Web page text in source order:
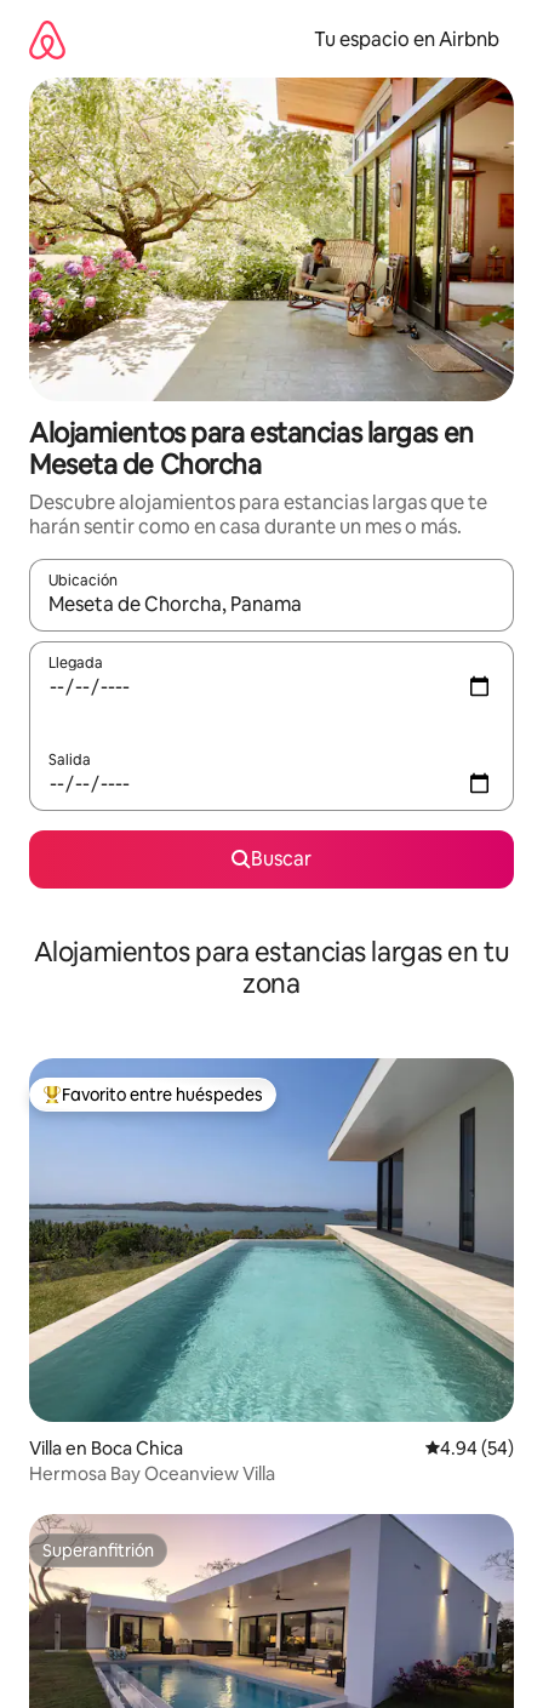
contenido
Tu espacio en Airbnb
Alojamientos para estancias largas en
Meseta de Chorcha
Descubre alojamientos para estancias largas que te
harán sentir como en casa durante un mes o más.
Ubicación
Cuando los resultados estén disponibles, podrás navegar
Llegada
Salida
Buscar
Alojamientos para estancias largas en tu
zona
De los mejores en Favorito entre huéspedes
Favorito entre huéspedes
Villa en Boca Chica Calificación
4.94 (54)
Hermosa Bay Oceanview Villa
Superanfitrión
Superanfitrión